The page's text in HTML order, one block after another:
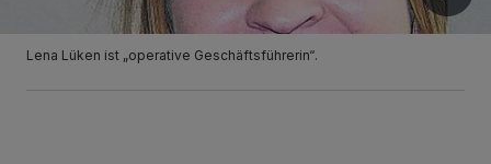
Lena Lüken ist „operative Geschäftsführerin“.